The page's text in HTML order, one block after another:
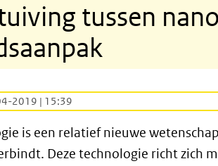
tussen
2019 | 15:39
is een relatief nieuwe
Deze technologie richt zich